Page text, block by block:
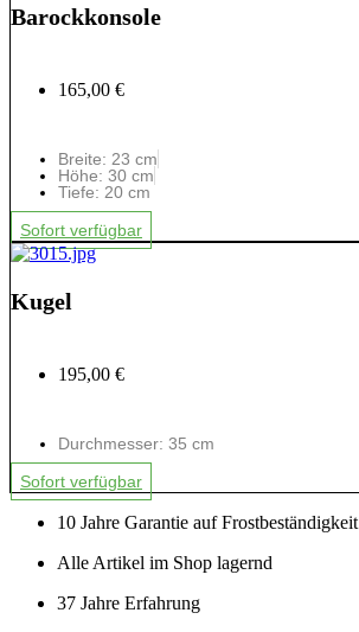
Barockkonsole
165,00 €
Breite: 23 cm
Höhe: 30 cm
Tiefe: 20 cm
Sofort verfügbar
Kugel
195,00 €
Durchmesser: 35 cm
Sofort verfügbar
10 Jahre Garantie auf Frostbeständigkeit
Alle Artikel im Shop lagernd
37 Jahre Erfahrung